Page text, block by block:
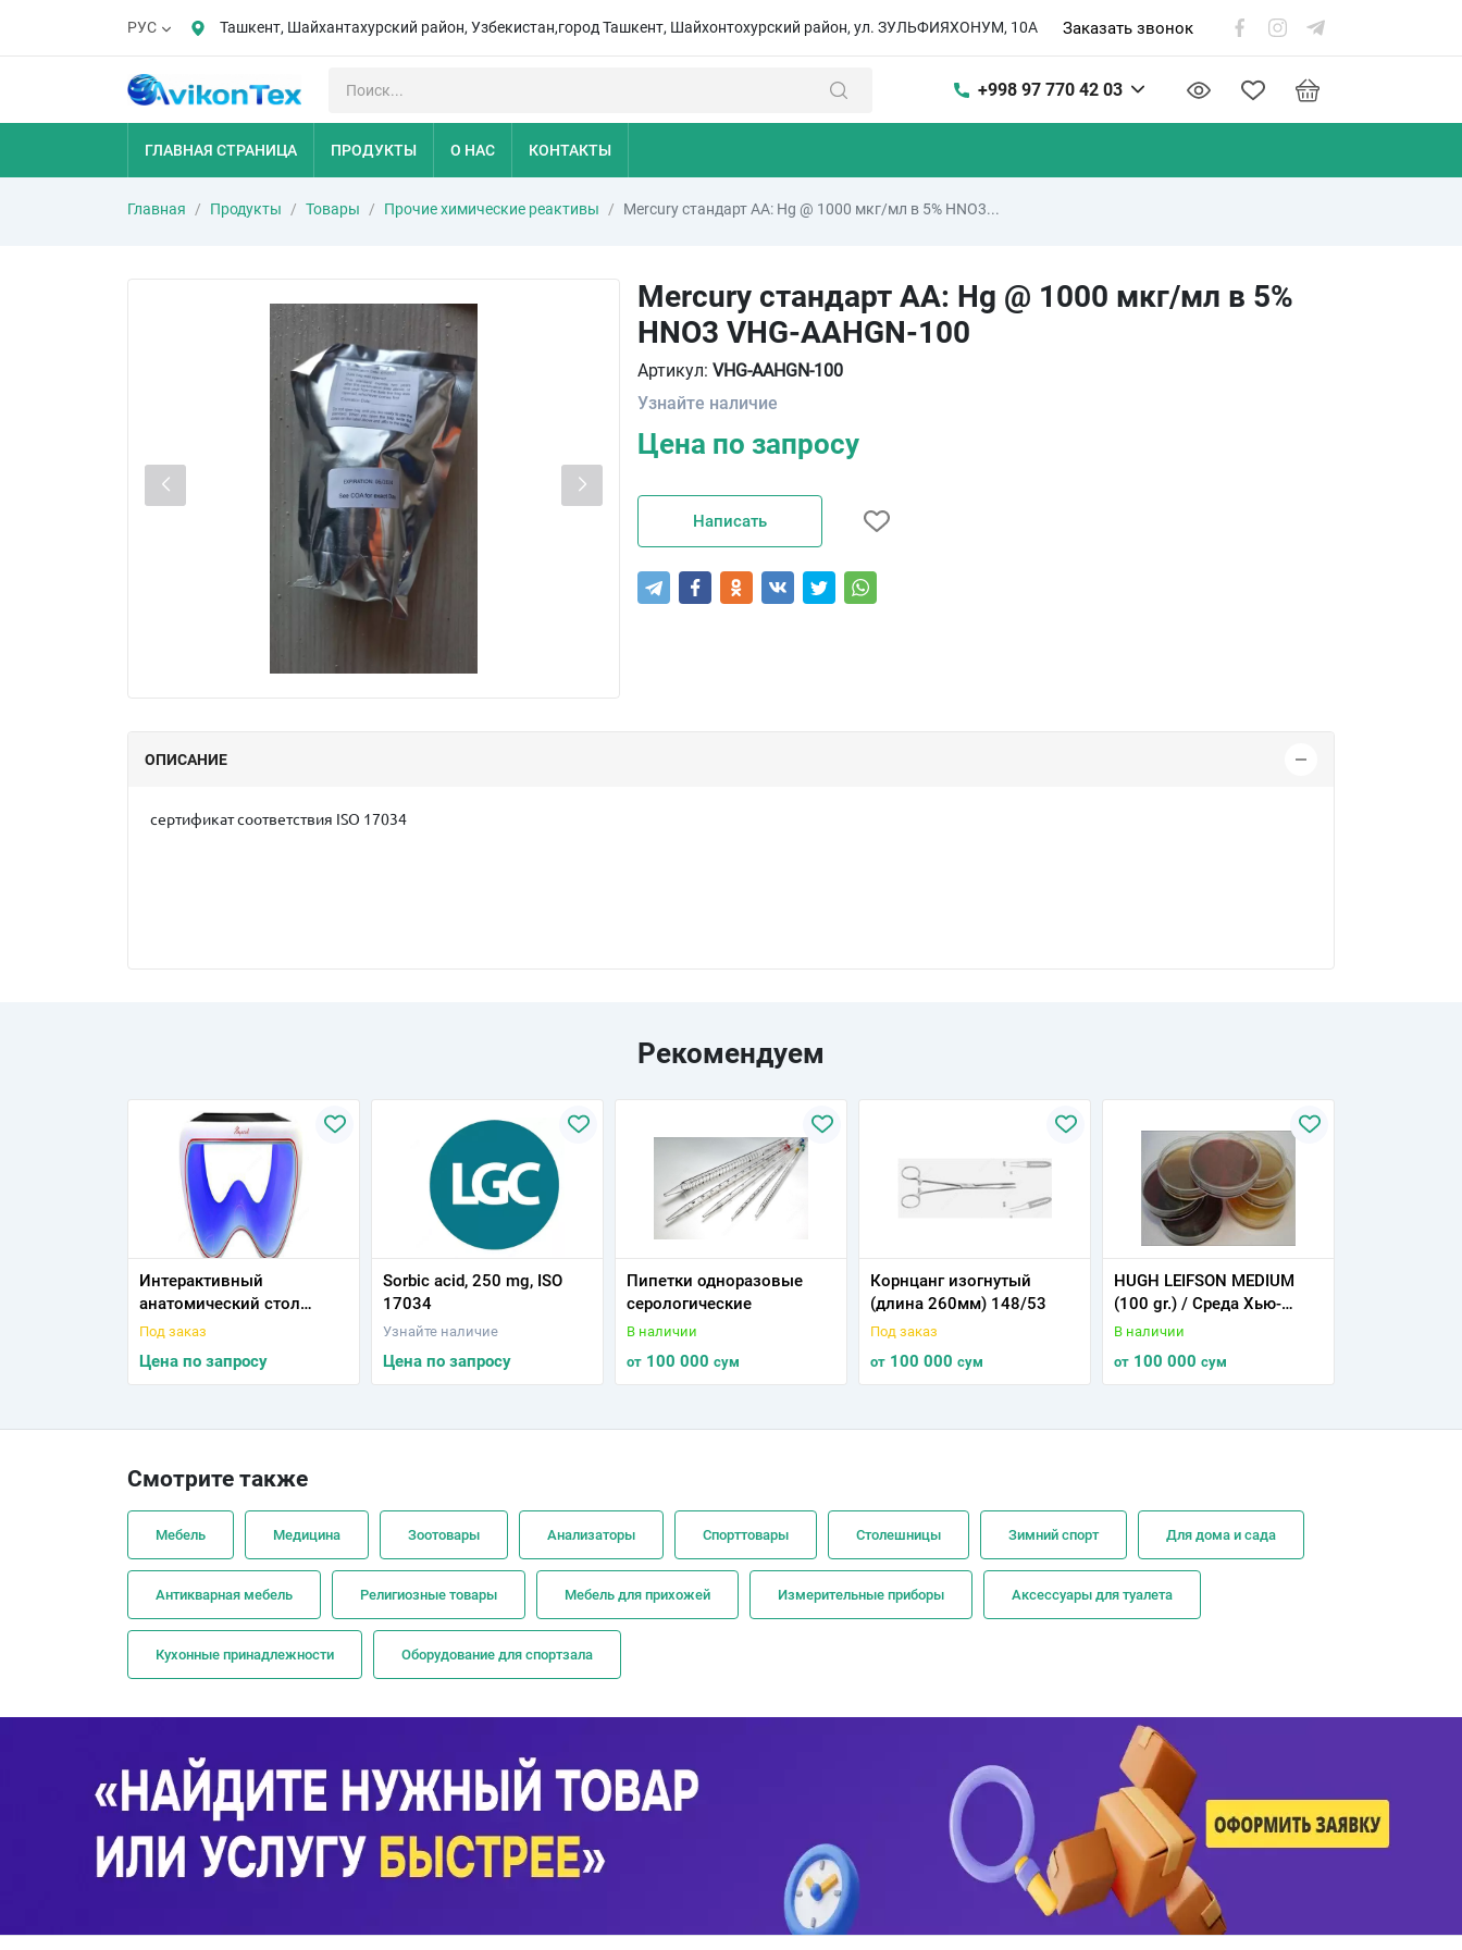
РУС Ташкент, Шайхантахурский район, Узбекистан,город Ташкент, Шайхонтохурский район, ул. ЗУЛЬФИЯХОНУМ, 10А Заказать звонок
+998 97 770 42 03
ГЛАВНАЯ СТРАНИЦА ПРОДУКТЫ О НАС КОНТАКТЫ
Главная Продукты Товары Прочие химические реактивы Mercury стандарт AA: Hg @ 1000 мкг/мл в 5% HNO3...
Mercury стандарт AA: Hg @ 1000 мкг/мл в 5%
HNO3 VHG-AAHGN-100
Артикул:VHG-AAHGN-100
Узнайте наличие
Цена по запросу
Написать
ОПИСАНИЕ
сертификат соответствия ISO 17034
Рекомендуем
Интерактивный
анатомический стол
«Пирогов» Модель
Под заказ
Цена по запросу
Sorbic acid, 250 mg, ISO
17034
Узнайте наличие
Цена по запросу
Пипетки одноразовые
серологические
В наличии
от 100 000 сум
Корнцанг изогнутый
(длина 260мм) 148/53
Под заказ
от 100 000 сум
HUGH LEIFSON MEDIUM
(100 gr.) / Среда Хью-
Лейфсона (100 гр.)
В наличии
от 100 000 сум
Смотрите также
Мебель Медицина Зоотовары Анализаторы Спорттовары Столешницы Зимний спорт Для дома и сада
Антикварная мебель Религиозные товары Мебель для прихожей Измерительные приборы Аксессуары для туалета
Кухонные принадлежности Оборудование для спортзала